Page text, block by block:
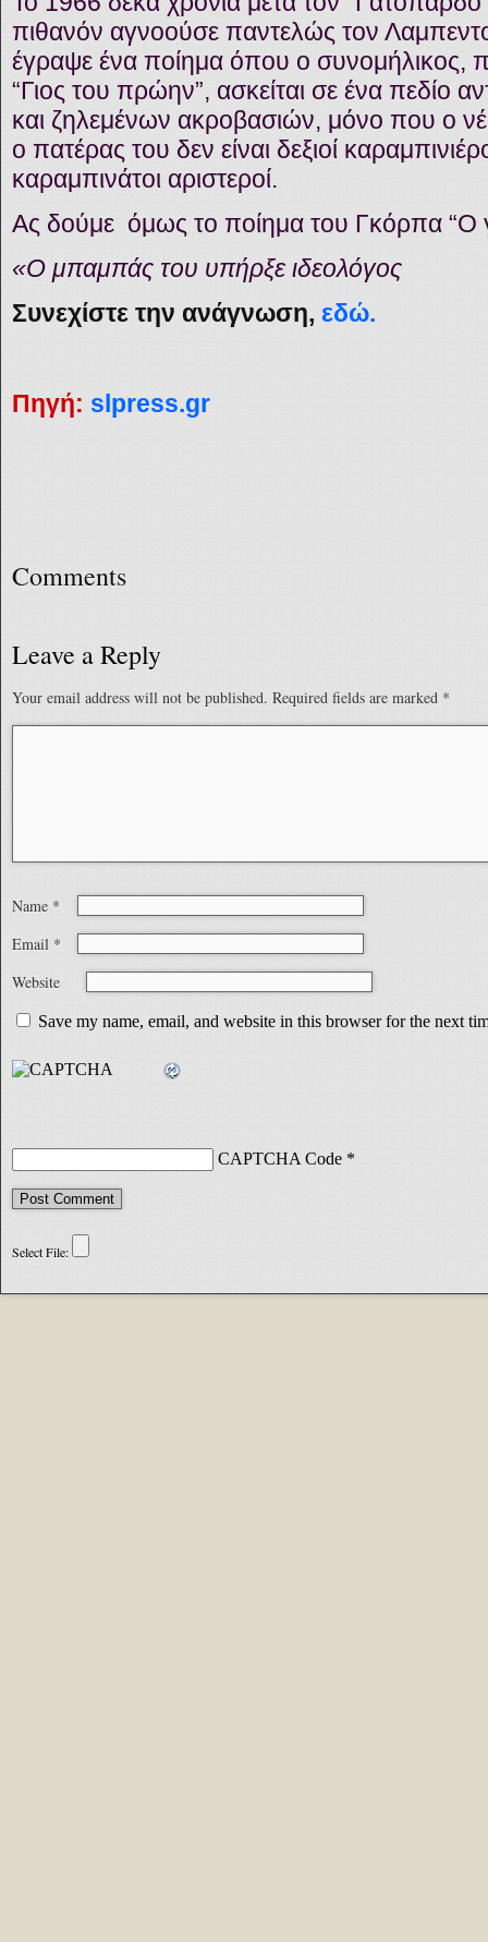
πιθανόν αγνοούσε παντελώς τον
έγραψε ένα ποίημα όπου ο συνομήλικος,
“Γιος του πρώην”, ασκείται σε ένα πεδίο
και ζηλεμένων ακροβασιών, μόνο που ο
ο πατέρας του δεν είναι δεξιοί
καραμπινάτοι αριστεροί.
Ας δούμε όμως το ποίημα του Γκόρπα “Ο
«Ο μπαμπάς του υπήρξε ιδεολόγος
Συνεχίστε την ανάγνωση, εδώ.
Πηγή: slpress.gr
Comments
Leave a Reply
Your email address will not be published. Required fields are marked *
Name *
Email *
Website
Save my name, email, and website in this browser for the next
CAPTCHA Code *